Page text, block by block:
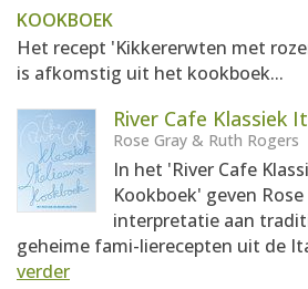
KOOKBOEK
Het recept 'Kikkererwten met
is afkomstig uit het kookboek...
River Cafe Klassiek
Rose Gray & Ruth Rogers
In het 'River Cafe
Kookboek' geven
interpretatie aan
geheime fami-lierecepten uit de
verder